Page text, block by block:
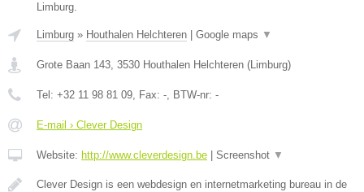
Limburg.
Limburg » Houthalen Helchteren Google maps ▼
Grote Baan 143, 3530 Houthalen Helchteren (Limburg)
Tel: +32 11 98 81 09, Fax: -, BTW-nr: -
E-mail › Clever Design
Website: http://www.cleverdesign.be Screenshot ▼
Clever Design is een webdesign en internetmarketing bureau in de